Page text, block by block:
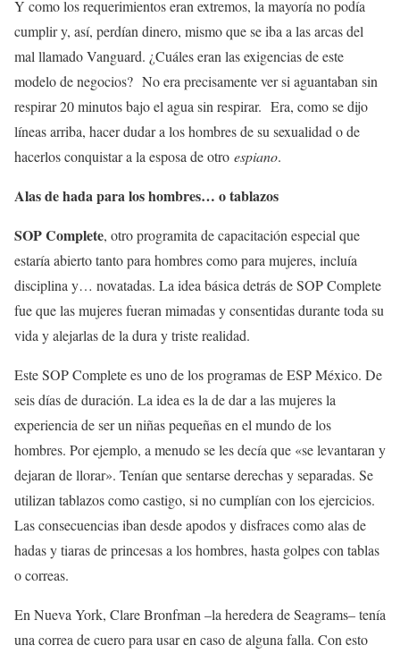
Y como los requerimientos eran extremos, la mayoría no podía
cumplir y, así, perdían dinero, mismo que se iba a las arcas del
mal llamado Vanguard. ¿Cuáles eran las exigencias de este
modelo de negocios? No era precisamente ver si aguantaban sin
respirar 20 minutos bajo el agua sin respirar. Era, como se dijo
líneas arriba, hacer dudar a los hombres de su sexualidad o de
hacerlos conquistar a la esposa de otro espiano.
Alas de hada para los hombres… o tablazos
SOP Complete, otro programita de capacitación especial que
estaría abierto tanto para hombres como para mujeres, incluía
disciplina y… novatadas. La idea básica detrás de SOP Complete
fue que las mujeres fueran mimadas y consentidas durante toda su
vida y alejarlas de la dura y triste realidad.
Este SOP Complete es uno de los programas de ESP México. De
seis días de duración. La idea es la de dar a las mujeres la
experiencia de ser un niñas pequeñas en el mundo de los
hombres. Por ejemplo, a menudo se les decía que «se levantaran y
dejaran de llorar». Tenían que sentarse derechas y separadas. Se
utilizan tablazos como castigo, si no cumplían con los ejercicios.
Las consecuencias iban desde apodos y disfraces como alas de
hadas y tiaras de princesas a los hombres, hasta golpes con tablas
o correas.
En Nueva York, Clare Bronfman –la heredera de Seagrams– tenía
una correa de cuero para usar en caso de alguna falla. Con esto